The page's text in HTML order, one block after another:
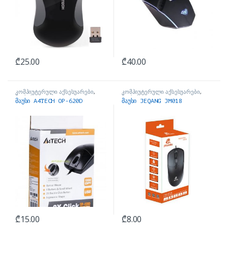
₾25.00 ₾40.00
კომპიუტერული აქსესუარები,
მაუსები
მაუსი A4TECH OP-620D
₾15.00
კომპიუტერული აქსესუარები,
მაუსები
მაუსი JEQANG JM018
₾8.00